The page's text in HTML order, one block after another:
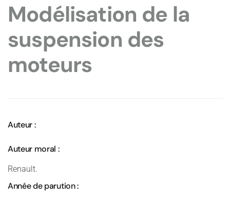
Modélisation de la
suspension des
moteurs
Auteur :
Auteur moral :
Renault.
Année de parution :